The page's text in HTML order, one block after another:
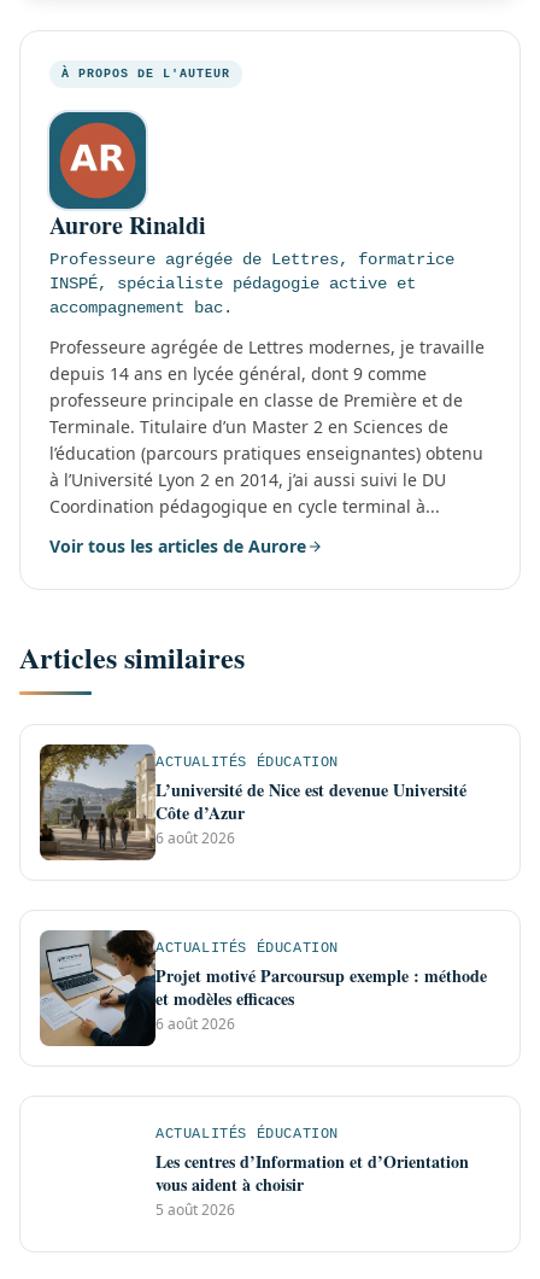
À PROPOS DE L'AUTEUR
Aurore Rinaldi
Professeure agrégée de Lettres, formatrice
INSPÉ, spécialiste pédagogie active et
accompagnement bac.
Professeure agrégée de Lettres modernes, je travaille
depuis 14 ans en lycée général, dont 9 comme
professeure principale en classe de Première et de
Terminale. Titulaire d’un Master 2 en Sciences de
l’éducation (parcours pratiques enseignantes) obtenu
à l’Université Lyon 2 en 2014, j’ai aussi suivi le DU
Coordination pédagogique en cycle terminal à...
Voir tous les articles de Aurore
Articles similaires
ACTUALITÉS ÉDUCATION
L’université de Nice est devenue Université
Côte d’Azur
6 août 2026
ACTUALITÉS ÉDUCATION
Projet motivé Parcoursup exemple : méthode
et modèles efficaces
6 août 2026
ACTUALITÉS ÉDUCATION
Les centres d’Information et d’Orientation
vous aident à choisir
5 août 2026